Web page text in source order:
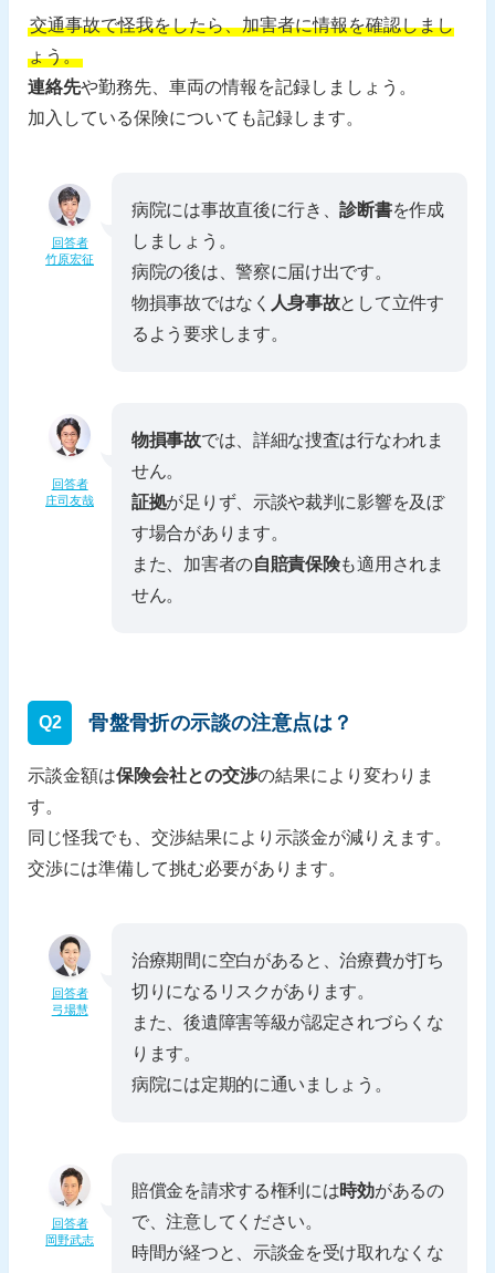
交通事故で怪我をしたら、加害者に情報を確認しまし
ょう。
連絡先や勤務先、車両の情報を記録しましょう。
加入している保険についても記録します。
回答者
竹原宏征
病院には事故直後に行き、診断書を作成
しましょう。
病院の後は、警察に届け出です。
物損事故ではなく 人身事故として立件す
るよう要求します。
回答者
庄司友哉
物損事故では、詳細な捜査は行なわれま
せん。
証拠が足りず、示談や裁判に影響を及ぼ
す場合があります。
また、加害者の自賠責保険も適用されま
せん。
Q2 骨盤骨折の示談の注意点は？
示談金額は保険会社との交渉の結果により変わりま
す。
同じ怪我でも、交渉結果により示談金が減りえます。
交渉には準備して挑む必要があります。
回答者
弓場慧
治療期間に空白があると、治療費が打ち
切りになるリスクがあります。
また、後遺障害等級が認定されづらくな
ります。
病院には定期的に通いましょう。
回答者
岡野武志
賠償金を請求する権利には時効があるの
で、注意してください。
時間が経つと、示談金を受け取れなくな